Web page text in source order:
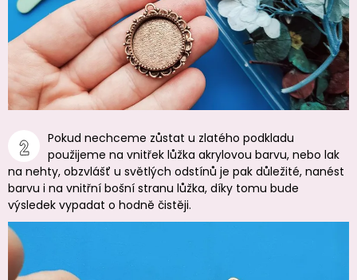
Pokud nechceme zůstat u zlatého podkladu
použijeme na vnitřek lůžka akrylovou barvu, nebo lak
na nehty, obzvlášť u světlých odstínů je pak důležité, nanést
barvu i na vnitřní bošní stranu lůžka, díky tomu bude
výsledek vypadat o hodně čistěji.